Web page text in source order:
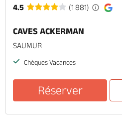
4.5 (1 881)
CAVES ACKERMAN
SAUMUR
Chèques Vacances
Réserver